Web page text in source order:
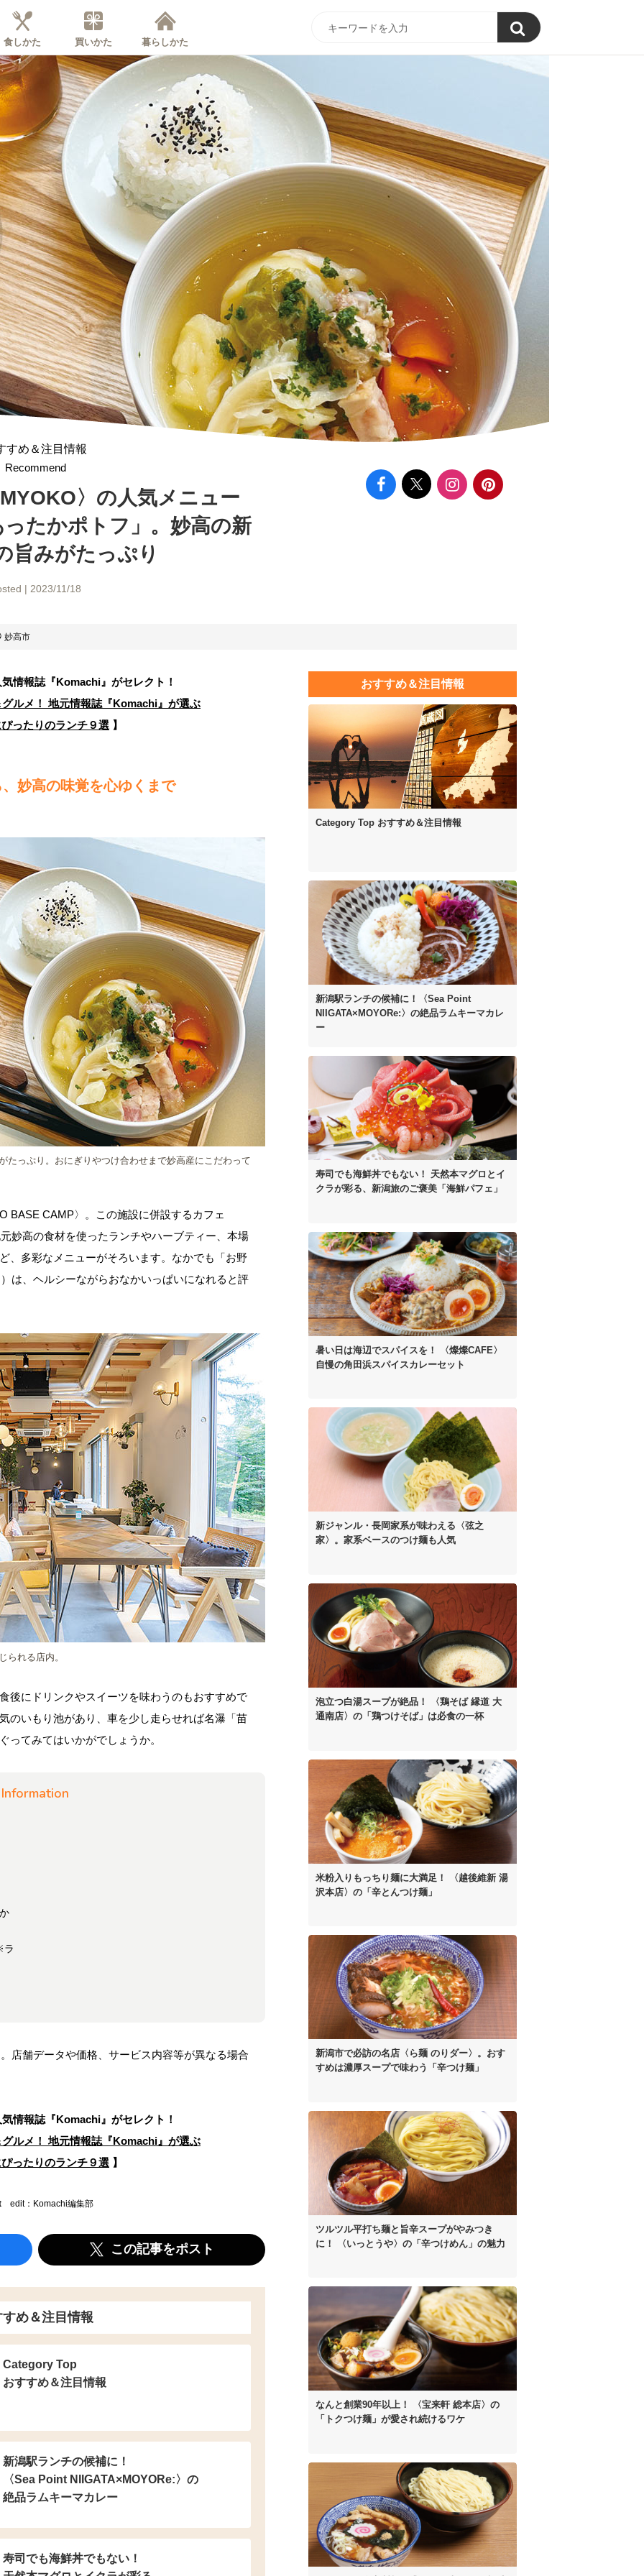
食しかた 買いかた 暮らしかた
すめ＆注目情報
Recommend
〉の人気メニュー
たかポトフ」。妙高の新
旨みがたっぷり
| 2023/11/18
妙高市
情報誌 『Komachi』がセレクト！
ルメ！ 地元情報誌『Komachi』が選ぶ
ったりのランチ９選 】
妙高の味覚を心ゆくまで
たっぷり。おにぎりやつけ合わせまで妙高産にこだわって
BASE CAMP〉。この施設に併設するカフェ
妙高の食材を使ったランチやハーブティー、本場
、多彩なメニューがそろいます。なかでも「お野
は、ヘルシーながらおなかいっぱいになれると評
られる店内。
後にドリンクやスイーツを味わうのもおすすめで
のいもり池があり、車を少し走らせれば名瀑「苗
ってみてはいかがでしょうか。
Information
ラ
店舗データや価格、サービス内容等が異なる場合
情報誌 『Komachi』がセレクト！
ルメ！ 地元情報誌『Komachi』が選ぶ
ったりのランチ９選 】
edit：Komachi編集部
この記事をポスト
め＆注目情報
Category Top
おすすめ＆注目情報
新潟駅ランチの候補に！
〈Sea Point NIIGATA×MOYORe:〉の
絶品ラムキーマカレー
寿司でも海鮮丼でもない！
おすすめ＆注目情報
Category Top おすすめ＆注目情報
新潟駅ランチの候補に！
〈Sea Point
NIIGATA×MOYORe:〉の絶品ラムキーマカレ
ー
寿司でも海鮮丼でもない！ 天然本マグロとイ
クラが彩る、 新潟旅のご褒美「海鮮パフェ」
暑い日は海辺でスパイスを！
〈燦燦CAFE〉
自慢の角田浜スパイスカレーセット
新ジャンル・長岡家系が味わえる〈弦之
家〉。 家系ベースのつけ麺も人気
泡立つ白湯スープが絶品！
〈鶏そば 縁道 大
通南店〉の 「鶏つけそば」は必食の一杯
米粉入り もっちり麺に大満足！
〈越後維新 湯
沢本店〉の 「辛とんつけ麺」
新潟市で必訪の名店 〈ら麺 のりダー〉。 おす
すめは濃厚スープで味わう「辛つけ麺」
ツルツル平打ち麺と 旨辛スープがやみつき
に！
〈いっとうや〉の 「辛つけめん」の魅力
なんと創業90年以上！
〈宝来軒 総本店〉の
「トクつけ麺」が愛され続けるワケ